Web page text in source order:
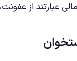
عبارتند از